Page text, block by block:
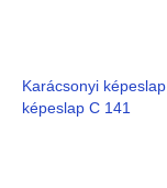
Karácsonyi képeslap
képeslap C 141